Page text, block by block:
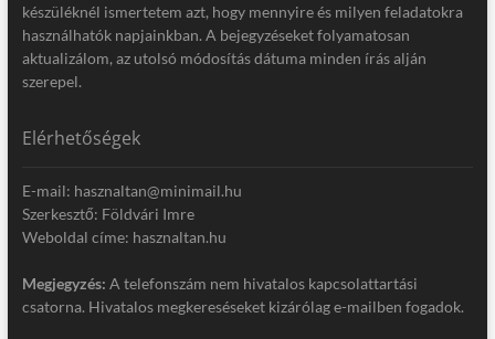
készüléknél ismertetem azt, hogy mennyire és milyen feladatokra
használhatók napjainkban. A bejegyzéseket folyamatosan
aktualizálom, az utolsó módosítás dátuma minden írás alján
szerepel.
Elérhetőségek
E-mail: hasznaltan@minimail.hu
Szerkesztő: Földvári Imre
Weboldal címe: hasznaltan.hu
Megjegyzés: A telefonszám nem hivatalos kapcsolattartási
csatorna. Hivatalos megkereséseket kizárólag e-mailben fogadok.